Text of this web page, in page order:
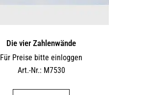
Die vier Zahlenwände
Für Preise bitte einloggen
Art.-Nr.: M7530